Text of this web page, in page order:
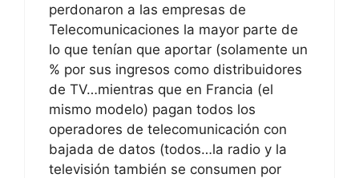
perdonaron a las empresas de
Telecomunicaciones la mayor parte de
lo que tenían que aportar (solamente un
% por sus ingresos como distribuidores
de TV…mientras que en Francia (el
mismo modelo) pagan todos los
operadores de telecomunicación con
bajada de datos (todos…la radio y la
televisión también se consumen por